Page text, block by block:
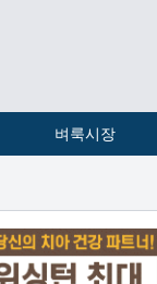
벼룩시장